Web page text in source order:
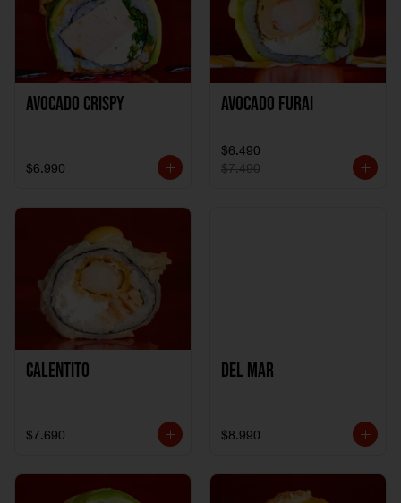
Avocado Crispy
$6.990
Avocado Furai
$6.490
$7.490
Calentito
$7.690
Del Mar
$8.990